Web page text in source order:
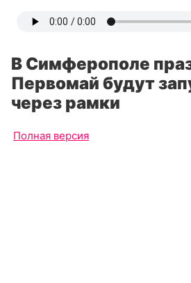
В Симферополе
Первомай будут
через рамки
Полная версия